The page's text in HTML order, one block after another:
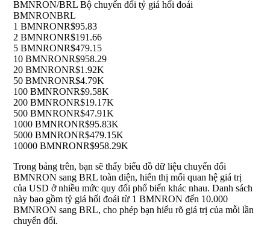
BMNRON/BRL Bộ chuyển đổi tỷ giá hối đoái
BMNRONBRL
1 BMNRONR$95.83
2 BMNRONR$191.66
5 BMNRONR$479.15
10 BMNRONR$958.29
20 BMNRONR$1.92K
50 BMNRONR$4.79K
100 BMNRONR$9.58K
200 BMNRONR$19.17K
500 BMNRONR$47.91K
1000 BMNRONR$95.83K
5000 BMNRONR$479.15K
10000 BMNRONR$958.29K
Trong bảng trên, bạn sẽ thấy biểu đồ dữ liệu chuyển đổi
BMNRON sang BRL toàn diện, hiển thị mối quan hệ giá trị
của USD ở nhiều mức quy đổi phổ biến khác nhau. Danh sách
này bao gồm tỷ giá hối đoái từ 1 BMNRON đến 10.000
BMNRON sang BRL, cho phép bạn hiểu rõ giá trị của mỗi lần
chuyển đổi.